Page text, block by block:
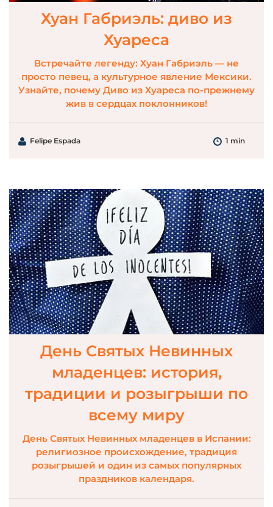
Хуан Габриэль: диво из
Хуареса
Встречайте легенду: Хуан Габриэль — не
просто певец, а культурное явление Мексики.
Узнайте, почему Диво из Хуареса по-прежнему
жив в сердцах поклонников!
Felipe Espada 1 min
День Святых Невинных
младенцев: история,
традиции и розыгрыши по
всему миру
День Святых Невинных младенцев в Испании:
религиозное происхождение, традиция
розыгрышей и один из самых популярных
праздников календаря.